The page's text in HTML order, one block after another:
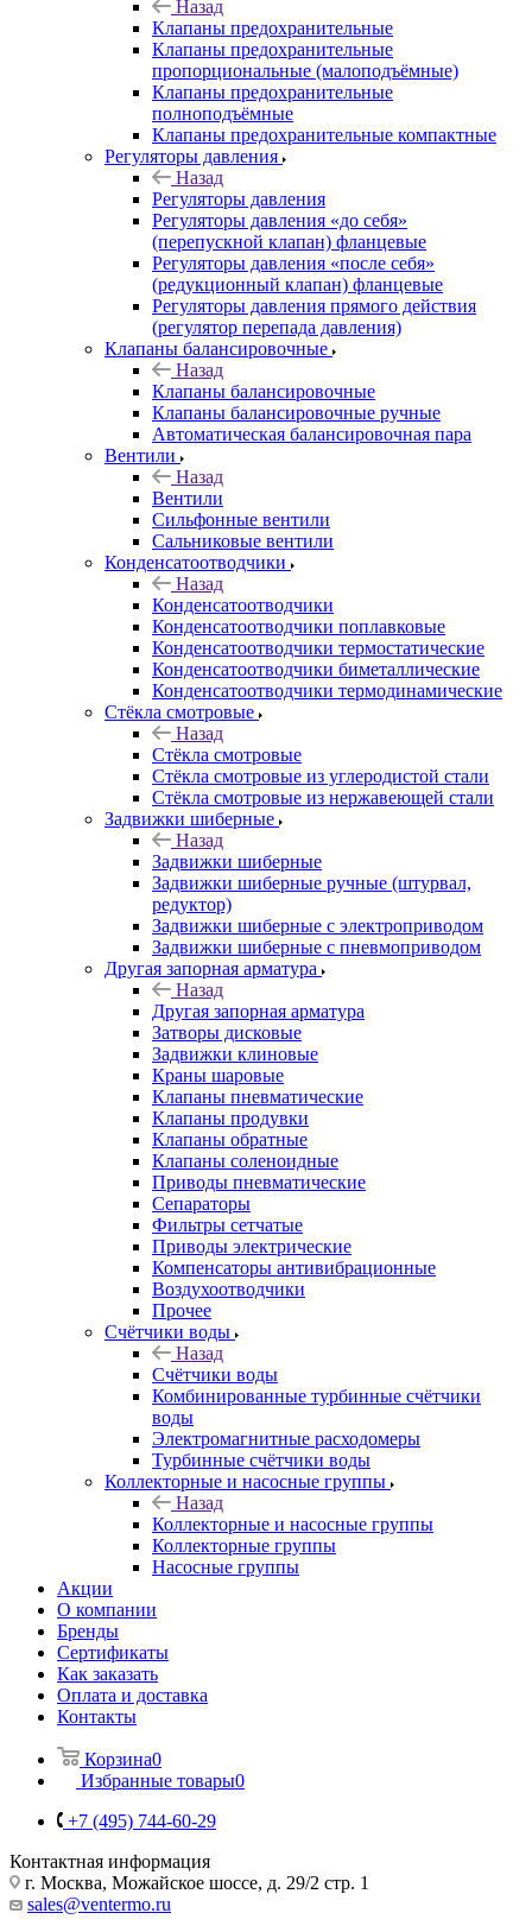
Назад
Клапаны предохранительные
Клапаны предохранительные
пропорциональные (малоподъёмные)
Клапаны предохранительные
полноподъёмные
Клапаны предохранительные компактные
Регуляторы давления
Назад
Регуляторы давления
Регуляторы давления «до себя»
(перепускной клапан) фланцевые
Регуляторы давления «после себя»
(редукционный клапан) фланцевые
Регуляторы давления прямого действия
(регулятор перепада давления)
Клапаны балансировочные
Назад
Клапаны балансировочные
Клапаны балансировочные ручные
Автоматическая балансировочная пара
Вентили
Назад
Вентили
Сильфонные вентили
Сальниковые вентили
Конденсатоотводчики
Назад
Конденсатоотводчики
Конденсатоотводчики поплавковые
Конденсатоотводчики термостатические
Конденсатоотводчики биметаллические
Конденсатоотводчики термодинамические
Стёкла смотровые
Назад
Стёкла смотровые
Стёкла смотровые из углеродистой стали
Стёкла смотровые из нержавеющей стали
Задвижки шиберные
Назад
Задвижки шиберные
Задвижки шиберные ручные (штурвал,
редуктор)
Задвижки шиберные с электроприводом
Задвижки шиберные с пневмоприводом
Другая запорная арматура
Назад
Другая запорная арматура
Затворы дисковые
Задвижки клиновые
Краны шаровые
Клапаны пневматические
Клапаны продувки
Клапаны обратные
Клапаны соленоидные
Приводы пневматические
Сепараторы
Фильтры сетчатые
Приводы электрические
Компенсаторы антивибрационные
Воздухоотводчики
Прочее
Счётчики воды
Назад
Счётчики воды
Комбинированные турбинные счётчики
воды
Электромагнитные расходомеры
Турбинные счётчики воды
Коллекторные и насосные группы
Назад
Коллекторные и насосные группы
Коллекторные группы
Насосные группы
Акции
О компании
Бренды
Сертификаты
Как заказать
Оплата и доставка
Контакты
Корзина0
Избранные товары0
+7 (495) 744-60-29
Контактная информация
г. Москва, Можайское шоссе, д. 29/2 стр. 1
sales@ventermo.ru